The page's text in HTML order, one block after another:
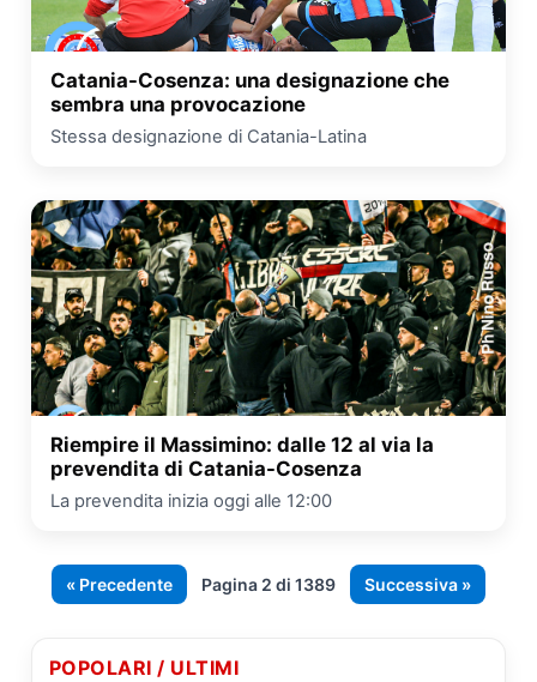
Catania-Cosenza: una designazione che
sembra una provocazione
Stessa designazione di Catania-Latina
Riempire il Massimino: dalle 12 al via la
prevendita di Catania-Cosenza
La prevendita inizia oggi alle 12:00
« Precedente Pagina 2 di 1389 Successiva »
POPOLARI / ULTIMI